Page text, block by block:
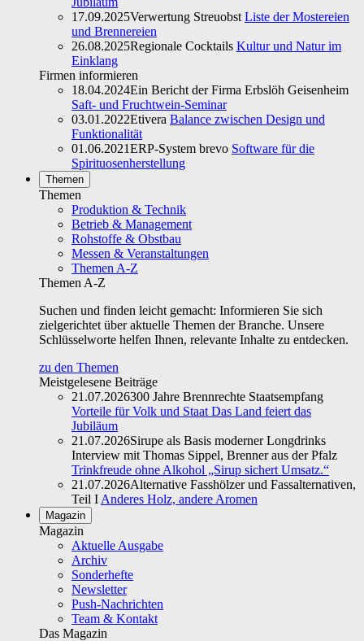
17.09.2025Verwertung Streuobst Liste der Mostereien
und Brennereien
26.08.2025Regionale Cocktails Kultur und Natur im
Einklang
Firmen informieren
18.04.2024Ein Bericht der Firma Erbslöh Geisenheim
Saft- und Fruchtwein-Seminar
03.01.2022Etivera Balance zwischen Design und
Funktionalität
01.06.2021ERP-System brevo Software für die
Spirituosenherstellung
Themen
Themen
Produktion & Technik
Betrieb & Management
Rohstoffe & Obstbau
Messen & Veranstaltungen
Themen A-Z
Themen A-Z
Suchen und finden leicht gemacht: Informieren Sie sich
zielgerichtet über aktuelle Themen der Branche. Unsere
Schlüsselworte helfen Ihnen, relevante Inhalte zu entdecken.
zu den Themen
Meistgelesene Beiträge
21.07.2026300 Jahre Brennrechte Staatsempfang
Vorteile für Volk und Staat Das Land feiert das
Jubiläum
21.07.2026Sirupe als Basis moderner Longdrinks
Interview mit Thomas Sippel, Brenner aus der Pfalz
Trinkfreude ohne Alkohol „Sirup sichert Umsatz.“
21.07.2026Alternative Fasshölzer und Fassalternativen,
Teil I Anderes Holz, andere Aromen
Magazin
Magazin
Aktuelle Ausgabe
Archiv
Sonderhefte
Newsletter
Push-Nachrichten
Team & Kontakt
Das Magazin